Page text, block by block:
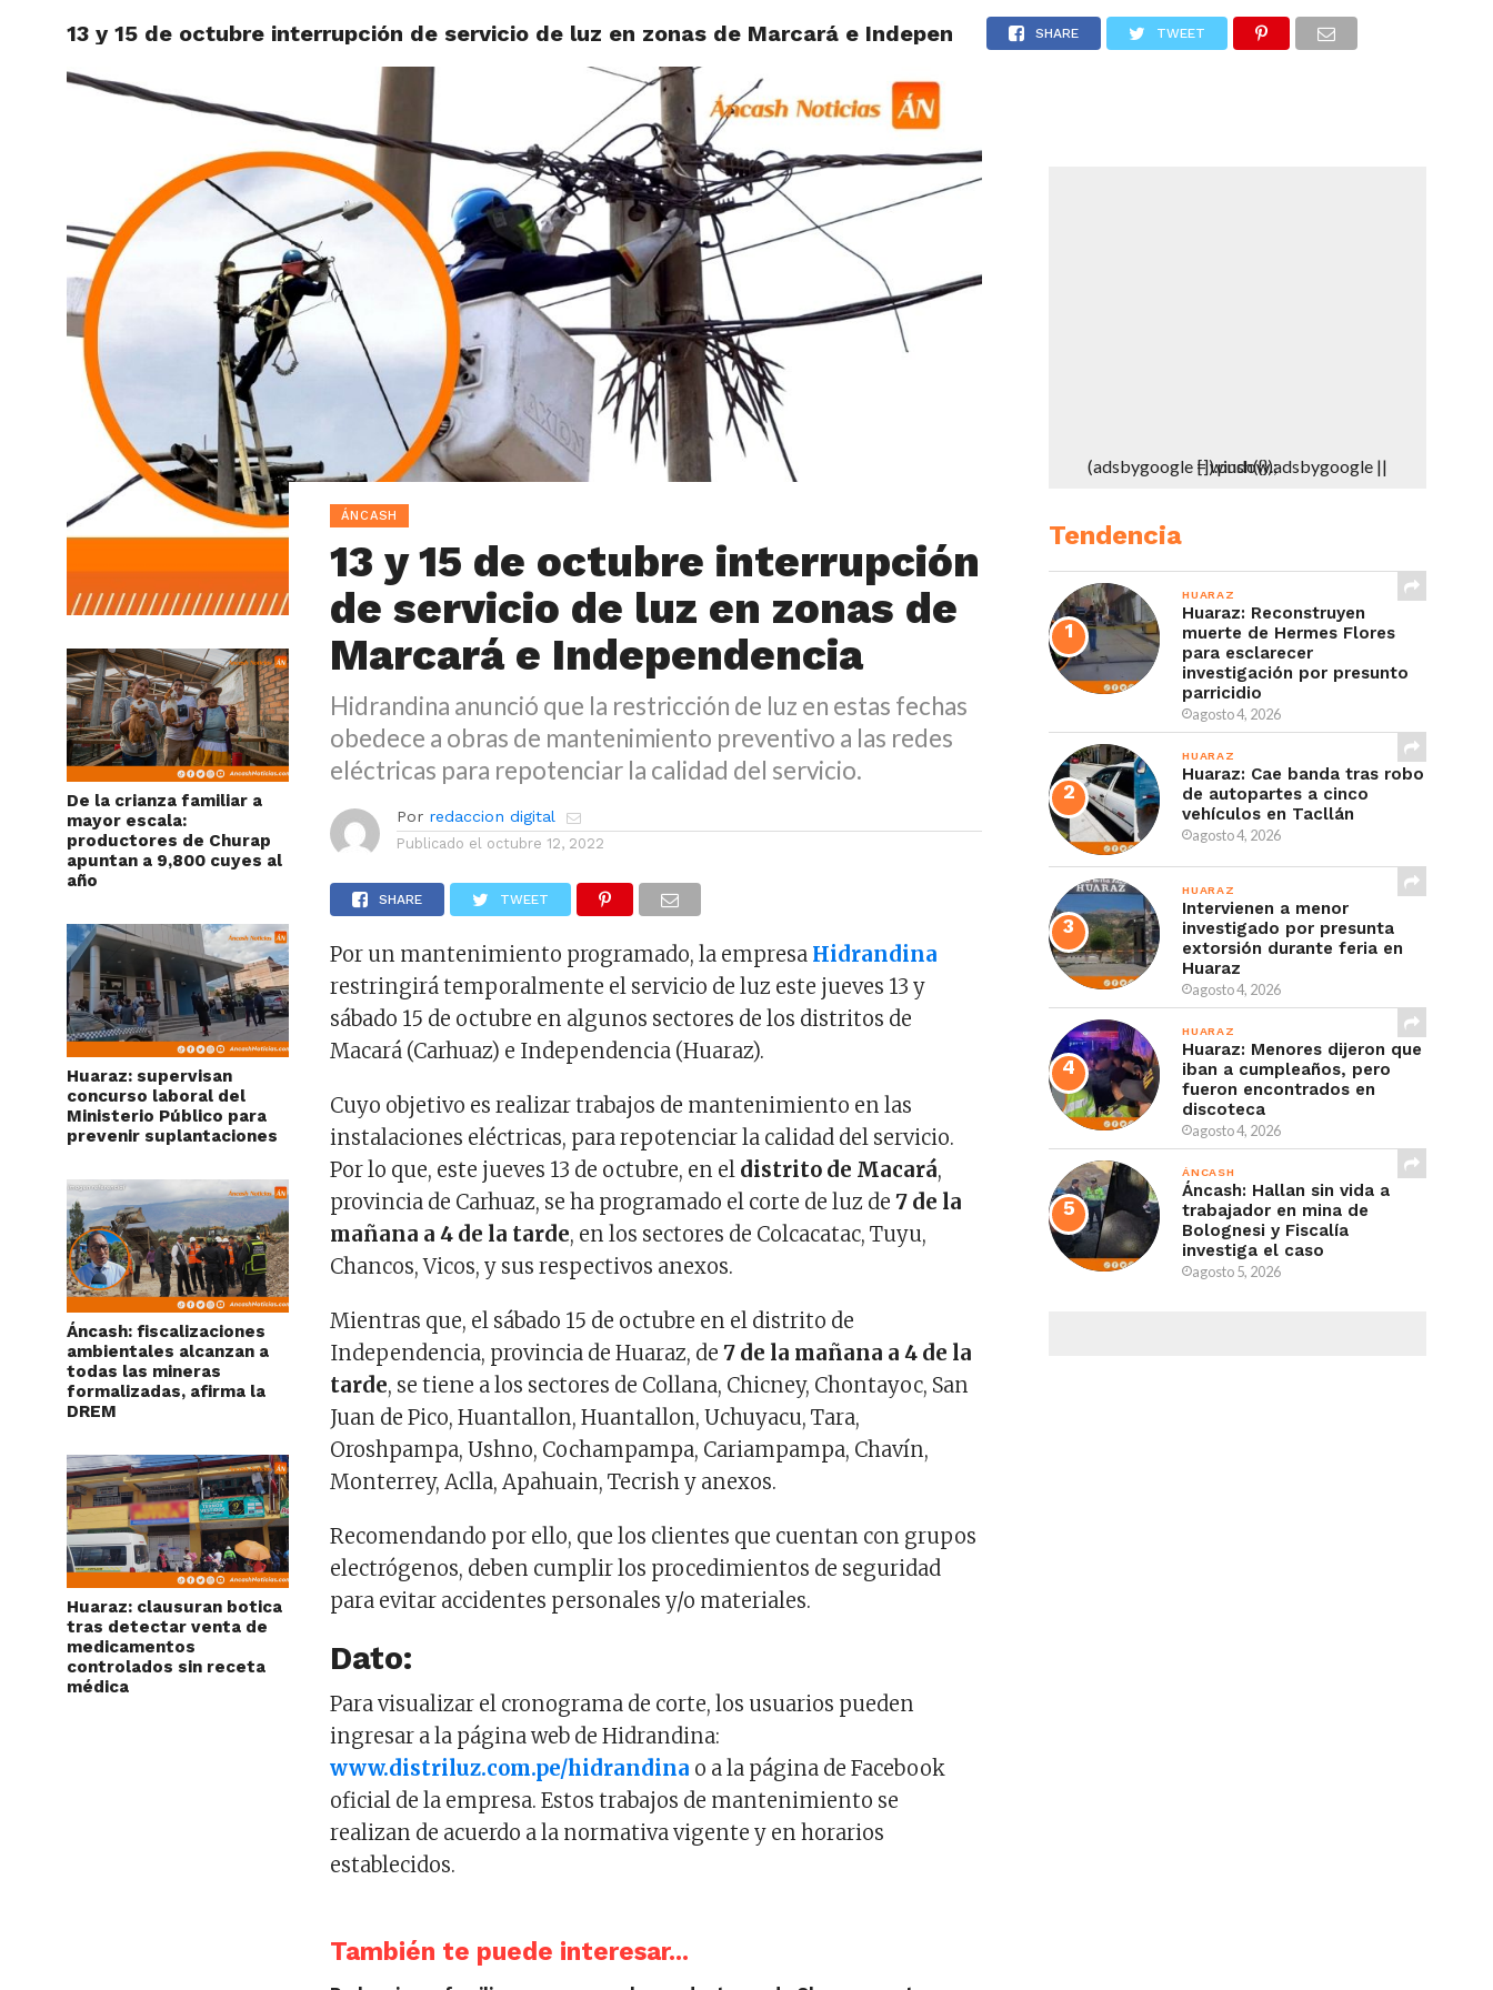
ACTUALIDAD HUARAZ ÁNCASH TÚ ELIGES 2026 POLICIALES DEPORTES DENUNCIAS WHATSAPP
13 y 15 de octubre interrupción de servicio de luz en zonas de Marcará e Independencia SHARE TWEET
De la crianza familiar a
mayor escala:
productores de Churap
apuntan a 9,800 cuyes al
año
Huaraz: supervisan
concurso laboral del
Ministerio Público para
prevenir suplantaciones
Áncash: fiscalizaciones
ambientales alcanzan a
todas las mineras
formalizadas, afirma la
DREM
Huaraz: clausuran botica
tras detectar venta de
medicamentos
controlados sin receta
médica
ÁNCASH
13 y 15 de octubre interrupción
de servicio de luz en zonas de
Marcará e Independencia
Hidrandina anunció que la restricción de luz en estas fechas
obedece a obras de mantenimiento preventivo a las redes
eléctricas para repotenciar la calidad del servicio.
Por redaccion digital
Publicado el octubre 12, 2022
SHARE TWEET
Por un mantenimiento programado, la empresa Hidrandina
restringirá temporalmente el servicio de luz este jueves 13 y
sábado 15 de octubre en algunos sectores de los distritos de
Macará (Carhuaz) e Independencia (Huaraz).
Cuyo objetivo es realizar trabajos de mantenimiento en las
instalaciones eléctricas, para repotenciar la calidad del servicio.
Por lo que, este jueves 13 de octubre, en el distrito de Macará,
provincia de Carhuaz, se ha programado el corte de luz de7 de la
mañana a 4 de la tarde, en los sectores de Colcacatac, Tuyu,
Chancos, Vicos, y sus respectivos anexos.
Mientras que, el sábado 15 de octubre en el distrito de
Independencia, provincia de Huaraz, de7 de la mañana a 4 de la
tarde, se tiene a los sectores de Collana, Chicney, Chontayoc, San
Juan de Pico, Huantallon, Huantallon, Uchuyacu, Tara,
Oroshpampa, Ushno, Cochampampa, Cariampampa, Chavín,
Monterrey, Aclla, Apahuain, Tecrish y anexos.
Recomendando por ello, que los clientes que cuentan con grupos
electrógenos, deben cumplir los procedimientos de seguridad
para evitar accidentes personales y/o materiales.
Dato:
Para visualizar el cronograma de corte, los usuarios pueden
ingresar a la página web de Hidrandina:
www.distriluz.com.pe/hidrandina o a la página de Facebook
oficial de la empresa. Estos trabajos de mantenimiento se
realizan de acuerdo a la normativa vigente y en horarios
establecidos.
También te puede interesar...
(adsbygoogle = window.adsbygoogle || []).push({});
Tendencia
HUARAZ
Huaraz: Reconstruyen
muerte de Hermes Flores
para esclarecer
investigación por presunto
parricidio
agosto 4, 2026
HUARAZ
Huaraz: Cae banda tras robo
de autopartes a cinco
vehículos en Tacllán
agosto 4, 2026
HUARAZ
Intervienen a menor
investigado por presunta
extorsión durante feria en
Huaraz
agosto 4, 2026
HUARAZ
Huaraz: Menores dijeron que
iban a cumpleaños, pero
fueron encontrados en
discoteca
agosto 4, 2026
ÁNCASH
Áncash: Hallan sin vida a
trabajador en mina de
Bolognesi y Fiscalía
investiga el caso
agosto 5, 2026